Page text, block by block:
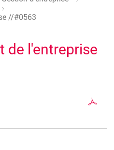
//#0563
de l'entreprise